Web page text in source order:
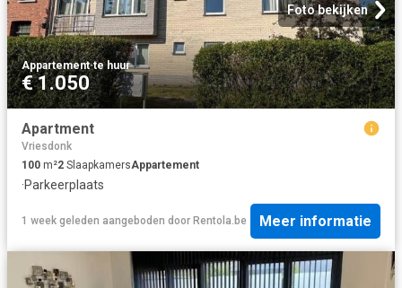
Foto bekijken
Appartement·te huur
€ 1.050
Apartment
Vriesdonk
100 m²2 SlaapkamersAppartement
·Parkeerplaats
1 week geleden aangeboden door Rentola.be Meer informatie